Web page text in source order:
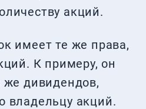
акций.
имеет те же права,
К примеру, он
же дивидендов,
владельцу акций.